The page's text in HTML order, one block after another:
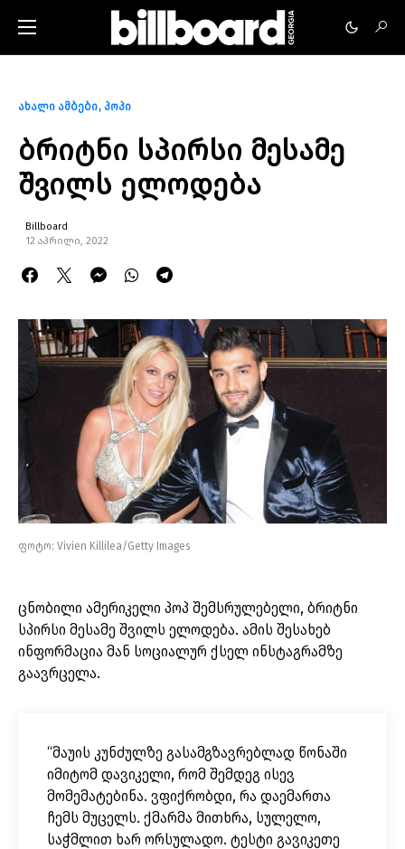
ახალი ამბები პოპი
ბრიტნი სპირსი მესამე
შვილს ელოდება
Billboard
12 აპრილი, 2022
ფოტო: Vivien Killilea/Getty Images
ცნობილი ამერიკელი პოპ შემსრულებელი, ბრიტნი
სპირსი მესამე შვილს ელოდება. ამის შესახებ
ინფორმაცია მან სოციალურ ქსელ ინსტაგრამზე
გაავრცელა.
“მაუის კუნძულზე გასამგზავრებლად წონაში
იმიტომ დავიკელი, რომ შემდეგ ისევ
მომემატებინა. ვფიქრობდი, რა დაემართა
ჩემს მუცელს. ქმარმა მითხრა, სულელო,
საჭმლით ხარ ორსულადო. ტესტი გავიკეთე